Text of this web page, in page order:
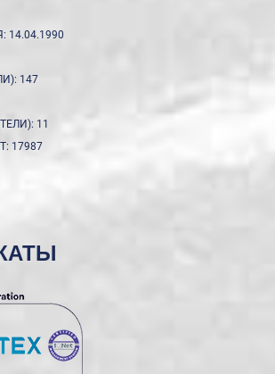
14.04.1990
147
11
17987